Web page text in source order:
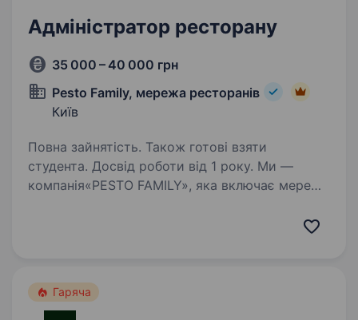
Адміністратор ресторану
35 000 – 40 000 грн
Pesto Family, мережа ресторанів
Київ
Повна зайнятість. Також готові взяти
студента. Досвід роботи від 1 року. Ми —
компанія«PESTO FAMILY», яка включає мережу
тренінги, корпоративні…
Гаряча